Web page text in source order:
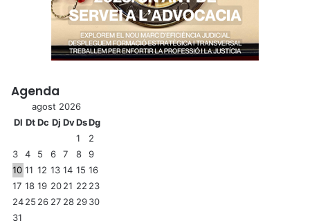
Agenda
agost 2026
Dl DtDc Dj DvDsDg
1
2
3
4 5 6 7 8
9
10 11 12 13 14 15 16
17 18 19 2021 22 23
2425 26 27 28 2930
31